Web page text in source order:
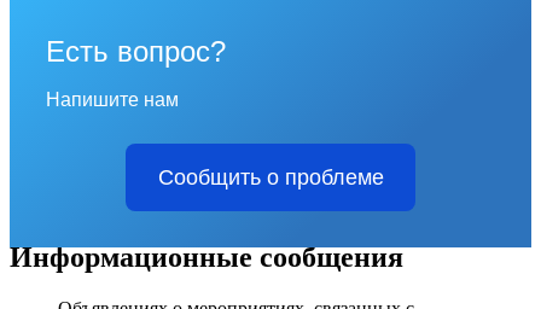
Есть вопрос?
Напишите нам
Сообщить о проблеме
Информационные сообщения